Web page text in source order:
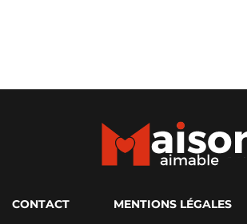
CONTACT MENTIONS LÉGALES